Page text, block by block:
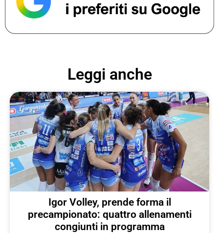
Leggi anche
Igor Volley, prende forma il
precampionato: quattro allenamenti
congiunti in programma